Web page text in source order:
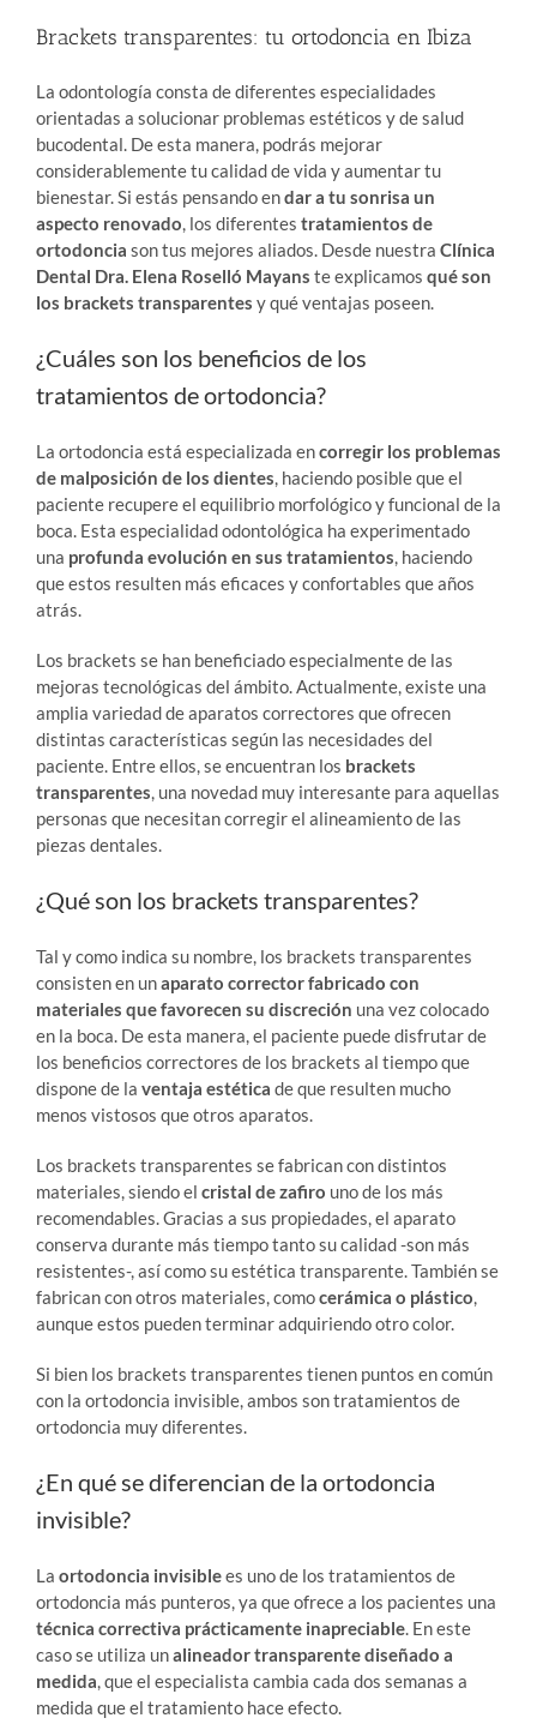
Brackets transparentes: tu ortodoncia en Ibiza
La odontología consta de diferentes especialidades
orientadas a solucionar problemas estéticos y de salud
bucodental. De esta manera, podrás mejorar
considerablemente tu calidad de vida y aumentar tu
bienestar. Si estás pensando endar a tu sonrisa un
aspecto renovado, los diferentes tratamientos de
ortodoncia son tus mejores aliados. Desde nuestra Clínica
Dental Dra. Elena Roselló Mayans te explicamos qué son
los brackets transparentes y qué ventajas poseen.
¿Cuáles son los beneficios de los
tratamientos de ortodoncia?
La ortodoncia está especializada encorregir los problemas
de malposición de los dientes, haciendo posible que el
paciente recupere el equilibrio morfológico y funcional de la
boca. Esta especialidad odontológica ha experimentado
una profunda evolución en sus tratamientos, haciendo
que estos resulten más eficaces y confortables que años
atrás.
Los brackets se han beneficiado especialmente de las
mejoras tecnológicas del ámbito. Actualmente, existe una
amplia variedad de aparatos correctores que ofrecen
distintas características según las necesidades del
paciente. Entre ellos, se encuentran los brackets
transparentes, una novedad muy interesante para aquellas
personas que necesitan corregir el alineamiento de las
piezas dentales.
¿Qué son los brackets transparentes?
Tal y como indica su nombre, los brackets transparentes
consisten en unaparato corrector fabricado con
materiales que favorecen su discreción una vez colocado
en la boca. De esta manera, el paciente puede disfrutar de
los beneficios correctores de los brackets al tiempo que
dispone de la ventaja estética de que resulten mucho
menos vistosos que otros aparatos.
Los brackets transparentes se fabrican con distintos
materiales, siendo el cristal de zafiro uno de los más
recomendables. Gracias a sus propiedades, el aparato
conserva durante más tiempo tanto su calidad -son más
resistentes-, así como su estética transparente. También se
fabrican con otros materiales, comocerámica o plástico,
aunque estos pueden terminar adquiriendo otro color.
Si bien los brackets transparentes tienen puntos en común
con la ortodoncia invisible, ambos son tratamientos de
ortodoncia muy diferentes.
¿En qué se diferencian de la ortodoncia
invisible?
La ortodoncia invisiblees uno de los tratamientos de
ortodoncia más punteros, ya que ofrece a los pacientes una
técnica correctiva prácticamente inapreciable. En este
caso se utiliza unalineador transparente diseñado a
medida, que el especialista cambia cada dos semanas a
medida que el tratamiento hace efecto.